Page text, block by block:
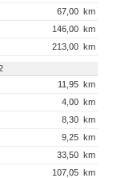
67,00 km
146,00 km
213,00 km
11,95 km
4,00 km
8,30 km
9,25 km
33,50 km
107,05 km